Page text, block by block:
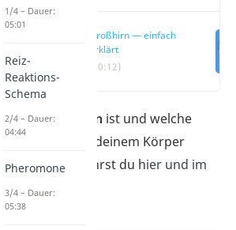
Großhirn — einfach
erklärt
(00:12)
Was dasGroßhirn ist und welche
Funktionen es in deinem Körper
übernimmt, erfährst du hier und im
Video!
1/4 – Dauer:
05:01
Reiz-
Reaktions-
Schema
2/4 – Dauer:
04:44
Pheromone
3/4 – Dauer:
05:38